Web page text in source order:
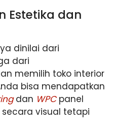
Estetika dan
dinilai dari
dari
memilih toko interior
bisa mendapatkan
dan WPCpanel
visual tetapi